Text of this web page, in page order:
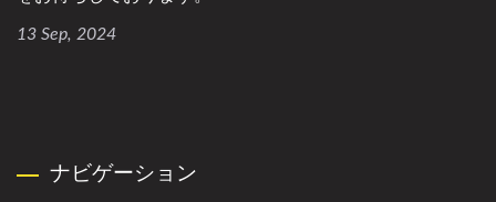
13 Sep, 2024
ナビゲーション